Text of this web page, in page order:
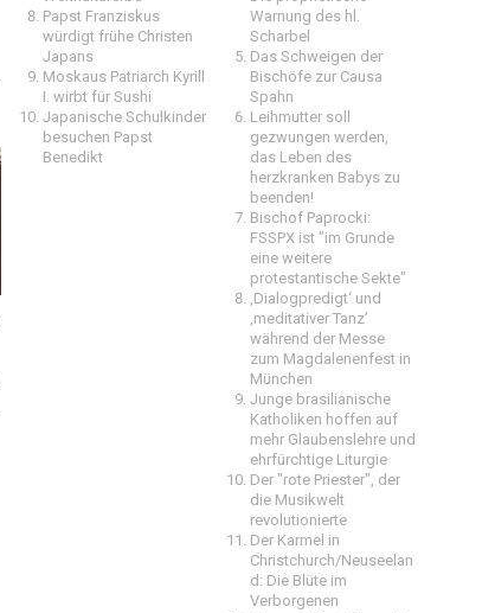
Papst Franziskus
würdigt frühe Christen
Japans
Moskaus Patriarch Kyrill
I. wirbt für Sushi
Japanische Schulkinder
besuchen Papst
Benedikt
Warnung des hl.
Scharbel
Das Schweigen der
Bischöfe zur Causa
Spahn
Leihmutter soll
gezwungen werden,
das Leben des
herzkranken Babys zu
beenden!
Bischof Paprocki:
FSSPX ist "im Grunde
eine weitere
protestantische Sekte"
‚Dialogpredigt‘ und
‚meditativer Tanz’
während der Messe
zum Magdalenenfest in
München
Junge brasilianische
Katholiken hoffen auf
mehr Glaubenslehre und
ehrfürchtige Liturgie
Der "rote Priester", der
die Musikwelt
revolutionierte
Der Karmel in
Christchurch/Neuseelan
d: Die Blüte im
Verborgenen